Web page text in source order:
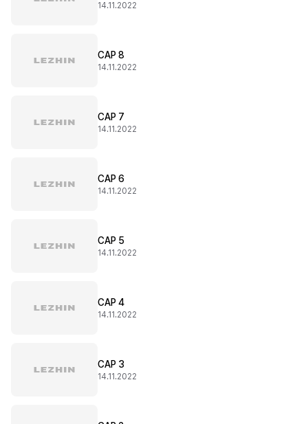
14.11.2022
CAP 8
14.11.2022
CAP 7
14.11.2022
CAP 6
14.11.2022
CAP 5
14.11.2022
CAP 4
14.11.2022
CAP 3
14.11.2022